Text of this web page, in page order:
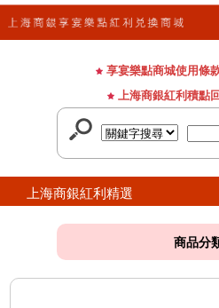
享宴樂點商城使用條
上海商銀紅利積點
上海商銀紅利精選
商品分